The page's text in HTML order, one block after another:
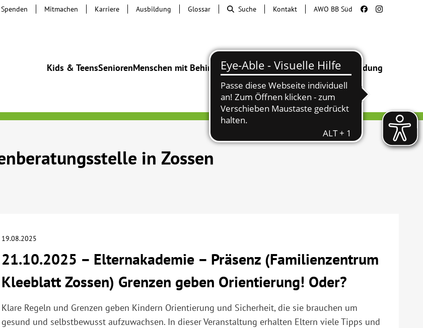
Kids & TeensSeniorenMenschen mit BehinderungBeratung & HilfeBegegnung Bildung
Spenden Mitmachen Karriere Ausbildung Glossar Suche Kontakt AWO BB Süd
in Zossen
19.08.2025
21.10.2025 – Elternakademie – Präsenz (Familienzentrum
Kleeblatt Zossen) Grenzen geben Orientierung! Oder?
Klare Regeln und Grenzen geben Kindern Orientierung und Sicherheit, die sie brauchen um
gesund und selbstbewusst aufzuwachsen. In dieser Veranstaltung erhalten Eltern viele Tipps und